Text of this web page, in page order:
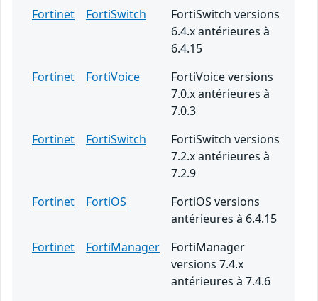
Fortinet
FortiSwitch
FortiSwitch versions
6.4.x antérieures à
6.4.15
Fortinet
FortiVoice
FortiVoice versions
7.0.x antérieures à
7.0.3
Fortinet
FortiSwitch
FortiSwitch versions
7.2.x antérieures à
7.2.9
Fortinet
FortiOS
FortiOS versions
antérieures à 6.4.15
Fortinet
FortiManager
FortiManager
versions 7.4.x
antérieures à 7.4.6